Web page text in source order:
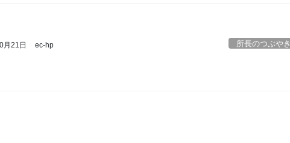
月21日 ec-hp 所長のつぶやき